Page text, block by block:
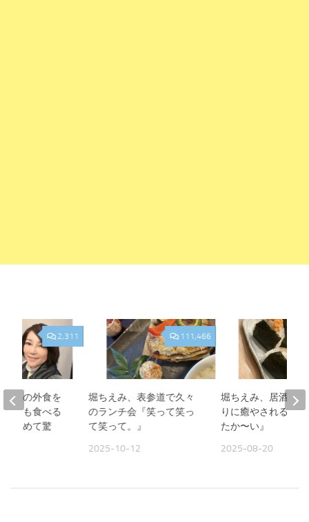
111,466
堀ちえみ、表参道で久々
のランチ会『笑って笑っ
て笑って。』
2025-10-12
堀ちえみ、居酒屋
りに癒やされる夜
たか〜い』
2025-08-20
2,311
夫との外食を
よりも食べる
て改めて驚